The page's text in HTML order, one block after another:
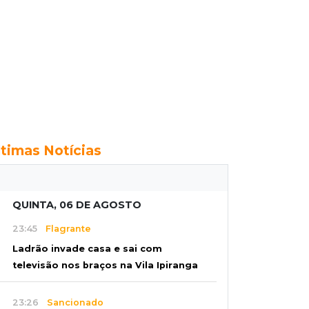
Notícias
QUINTA, 06 DE AGOSTO
23:45 Flagrante
Ladrão invade casa e sai com
televisão nos braços na Vila Ipiranga
23:26 Sancionado